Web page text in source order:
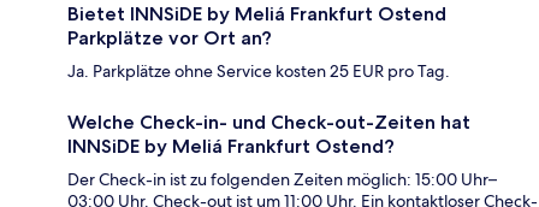
Bietet INNSiDE by Meliá Frankfurt Ostend
Parkplätze vor Ort an?
Ja. Parkplätze ohne Service kosten 25 EUR pro Tag.
Welche Check-in- und Check-out-Zeiten hat
INNSiDE by Meliá Frankfurt Ostend?
Der Check-in ist zu folgenden Zeiten möglich: 15:00 Uhr–
03:00 Uhr. Check-out ist um 11:00 Uhr. Ein kontaktloser Check-